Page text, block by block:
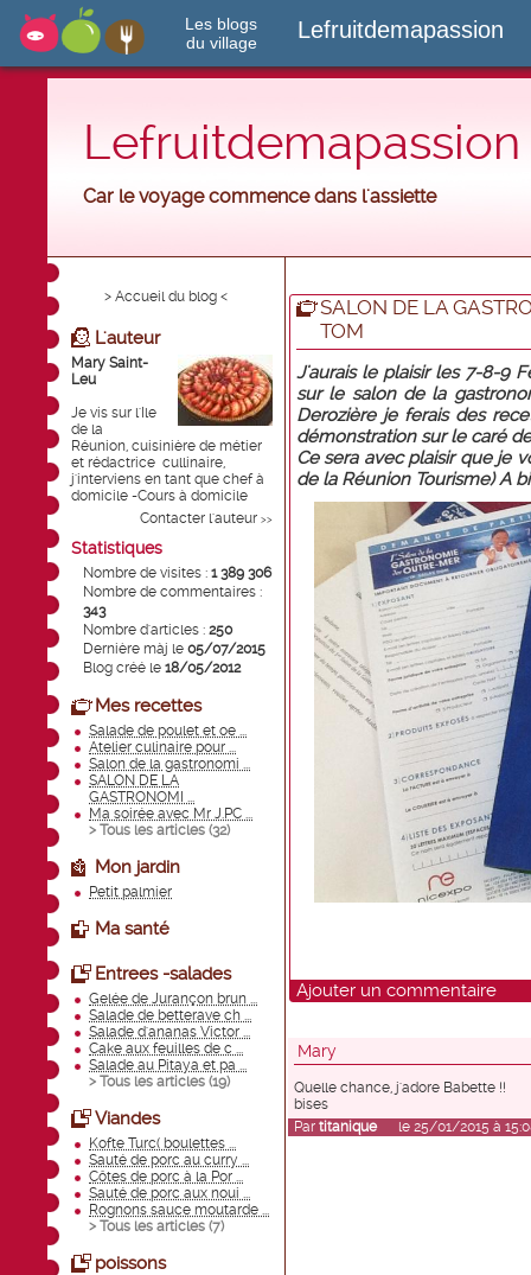
Les blogs
du village
Lefruitdemapassion
Lefruitdemapassion
Car le voyage commence dans l'assiette
> Accueil du blog <
L'auteur
Mary Saint-
Leu
Je vis sur l'Ile
de la
Réunion, cuisinière de métier
et rédactrice cullinaire,
j'interviens en tant que chef à
domicile -Cours à domicile
Contacter l'auteur >>
Statistiques
Nombre de visites : 1 389 306
Nombre de commentaires :
343
Nombre d'articles : 250
Dernière màj le 05/07/2015
Blog créé le 18/05/2012
Mes recettes
Salade de poulet et oe ...
Atelier culinaire pour ...
Salon de la gastronomi ...
SALON DE LA
GASTRONOMI ...
Ma soirée avec Mr J.PC ...
> Tous les articles (32)
Mon jardin
Petit palmier
Ma santé
Entrees -salades
Gelée de Jurançon brun ...
Salade de betterave ch ...
Salade d'ananas Victor ...
Cake aux feuilles de c ...
Salade au Pitaya et pa ...
> Tous les articles (19)
Viandes
Kofte Turc( boulettes ...
Sauté de porc au curry ...
Côtes de porc à la Por ...
Sauté de porc aux noui ...
Rognons sauce moutarde ...
> Tous les articles (7)
poissons
SALON DE LA
TOM
J'aurais le plaisir les 7-8-9
sur le salon de la
Derozière je ferais des
démonstration sur le caré
Ce sera avec plaisir que je
de la Réunion Tourisme) A
Ajouter un commentaire
Mary
Quelle chance, j'adore Babette !!
bises
Par titaniquele 25/01/2015 à